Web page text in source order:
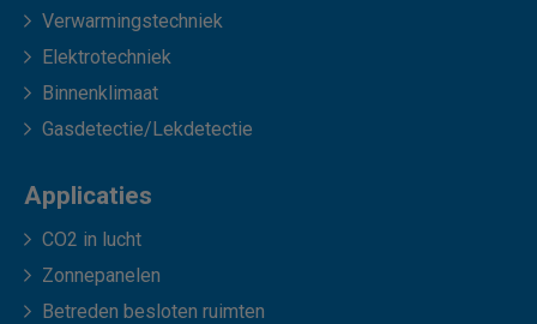
Verwarmingstechniek
Elektrotechniek
Binnenklimaat
Gasdetectie/Lekdetectie
Applicaties
CO2 in lucht
Zonnepanelen
Betreden besloten ruimten